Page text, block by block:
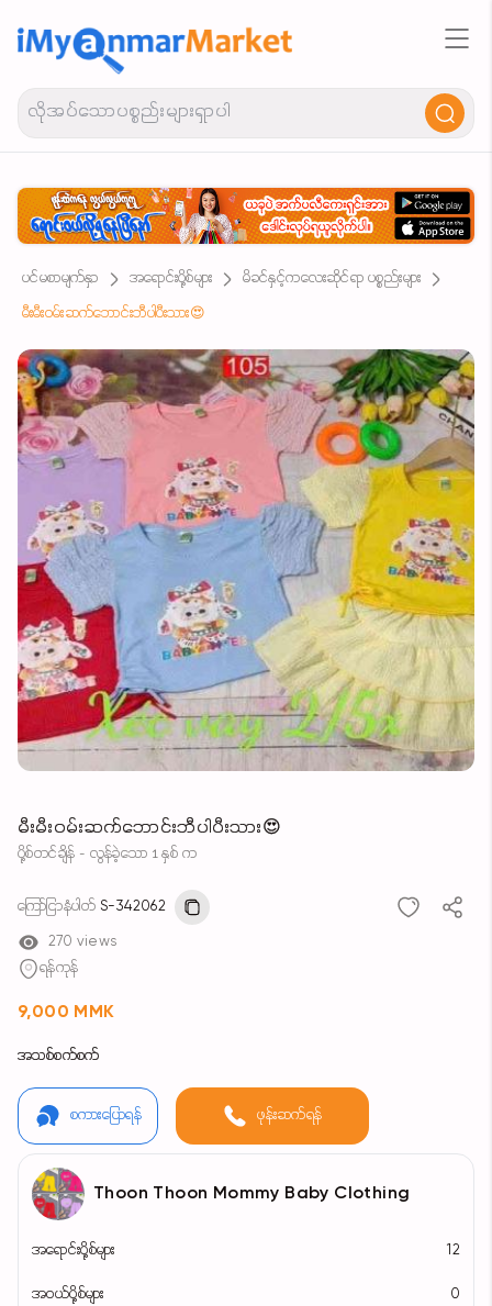
ပင်မစာမျက်နှာ အရောင်းပို့စ်များ
မိခင်နှင့်ကလေးဆိုင်ရာ ပစ္စည်းများ
မီးမီးဝမ်းဆက်ဘောင်းဘီပါပီးသား😍
မီးမီးဝမ်းဆက်ဘောင်းဘီပါပီးသား😍
ပို့စ်တင်ချိန် - လွန်ခဲ့သော 1 နှစ် က
ကြော်ငြာနံပါတ် S-342062
270 views
ရန်ကုန်
9,000 MMK
အသစ်စက်စက်
စကားပြောရန် ဖုန်းဆက်ရန်
Thoon Thoon Mommy Baby Clothing
အရောင်းပို့စ်များ 12
အဝယ်ပို့စ်များ 0